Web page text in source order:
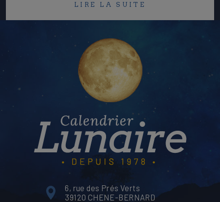
LIRE LA SUITE
6, rue des Prés Verts
39120 CHENE-BERNARD